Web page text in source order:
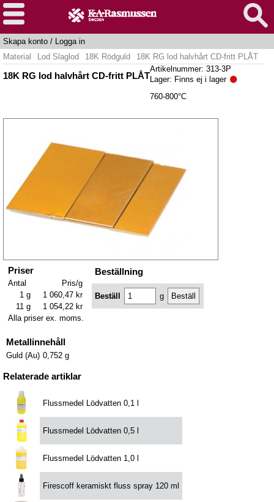
Skapa konto / Logga in
Material
Lod Slaglod 18K Rödguld 18K RG lod halvhårt CD-fritt PLÅT
18K RG lod halvhårt CD-fritt PLÅT
Artikelnummer: 313-3P
Lager: Finns ej i lager
760-800°C
Priser
Antal
Pris/g
1 g
1 060,47 kr
11 g
1 054,22 kr
Alla priser ex. moms.
Beställning
Beställ g
Metallinnehåll
Guld (Au) 0,752 g
Relaterade artiklar
Flussmedel Lödvatten 0,1 l
Flussmedel Lödvatten 0,5 l
Flussmedel Lödvatten 1,0 l
Firescoff keramiskt fluss spray 120 ml